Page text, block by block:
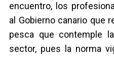
encuentro, los
al Gobierno canario que
pesca que contemple
sector, pues la norma